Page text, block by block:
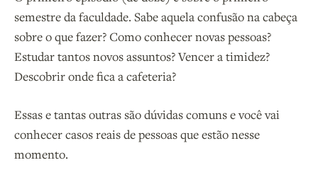
semestre da faculdade. Sabe aquela confusão na cabeça
sobre o que fazer? Como conhecer novas pessoas?
Estudar tantos novos assuntos? Vencer a timidez?
Descobrir onde fica a cafeteria?
Essas e tantas outras são dúvidas comuns e você vai
conhecer casos reais de pessoas que estão nesse
momento.